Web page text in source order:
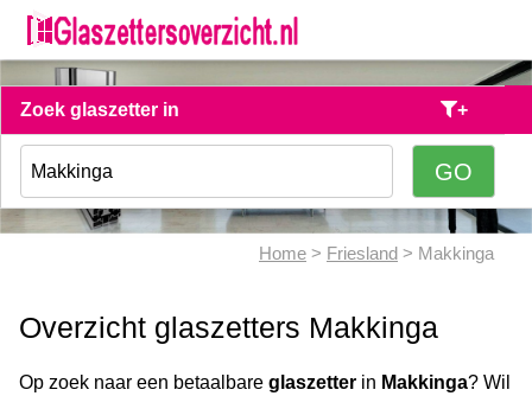
Zoek glaszetter in +
Home > Friesland > Makkinga
Overzicht glaszetters Makkinga
Op zoek naar een betaalbare glaszetter in Makkinga? Wil